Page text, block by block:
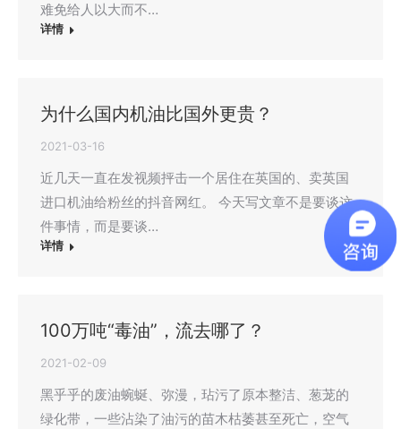
难免给人以大而不…
详情
为什么国内机油比国外更贵？
2021-03-16
近几天一直在发视频抨击一个居住在英国的、卖英国
进口机油给粉丝的抖音网红。 今天写文章不是要谈这
件事情，而是要谈…
详情
100万吨“毒油”，流去哪了？
2021-02-09
黑乎乎的废油蜿蜒、弥漫，玷污了原本整洁、葱茏的
绿化带，一些沾染了油污的苗木枯萎甚至死亡，空气